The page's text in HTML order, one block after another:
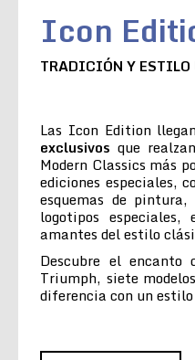
Icon
TRADICIÓN Y ESTILO
Las Icon Edition
exclusivos que
Modern Classics más
ediciones especiales,
esquemas de
logotipos especiales,
amantes del estilo
Descubre el encanto
Triumph, siete
diferencia con un